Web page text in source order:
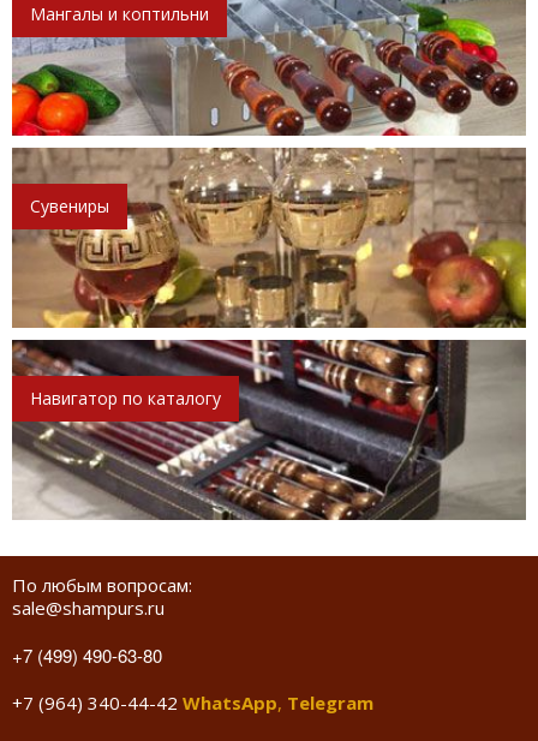
Мангалы и коптильни
Сувениры
Навигатор по каталогу
По любым вопросам:
sale@shampurs.ru
+7 (499) 490-63-80
+7 (964) 340-44-42 WhatsApp, Telegram